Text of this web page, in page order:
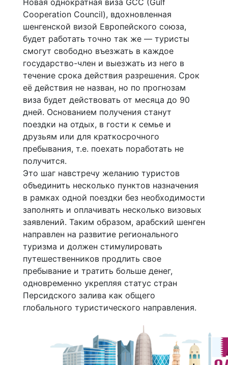
Cooperation Council), вдохновленная
шенгенской визой Европейского союза,
будет работать точно так же — туристы
смогут свободно въезжать в каждое
государство-член и выезжать из него в
течение срока действия разрешения. Срок
её действия не назван, но по прогнозам
виза будет действовать от месяца до 90
дней. Основанием получения станут
поездки на отдых, в гости к семье и
друзьям или для краткосрочного
пребывания, т.е. поехать поработать не
получится.
Это шаг навстречу желанию туристов
объединить несколько пунктов назначения
в рамках одной поездки без необходимости
заполнять и оплачивать несколько визовых
заявлений. Таким образом, арабский шенген
направлен на развитие регионального
туризма и должен стимулировать
путешественников продлить свое
пребывание и тратить больше денег,
одновременно укрепляя статус стран
Персидского залива как общего
глобального туристического направления.